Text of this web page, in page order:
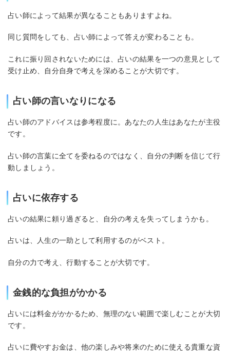
占い師によって結果が異なることもありますよね。
同じ質問をしても、占い師によって答えが変わることも。
これに振り回されないためには、占いの結果を一つの意見として
受け止め、自分自身で考えを深めることが大切です。
占い師の言いなりになる
占い師のアドバイスは参考程度に。あなたの人生はあなたが主役
です。
占い師の言葉に全てを委ねるのではなく、自分の判断を信じて行
動しましょう。
占いに依存する
占いの結果に頼り過ぎると、自分の考えを失ってしまうかも。
占いは、人生の一助として利用するのがベスト。
自分の力で考え、行動することが大切です。
金銭的な負担がかかる
占いには料金がかかるため、無理のない範囲で楽しむことが大切
です。
占いに費やすお金は、他の楽しみや将来のために使える貴重な資